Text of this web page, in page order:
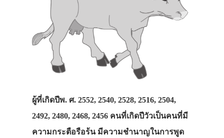
ผู้ที่เกิดปีพ. ศ. 2552, 2540, 2528, 2516, 2504,
2492, 2480, 2468, 2456 คนที่เกิดปีวัวเป็นคนที่มี
ความกระตือรือร้น มีความชำนาญในการพูด